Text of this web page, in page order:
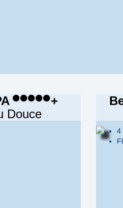
+
Douce
4